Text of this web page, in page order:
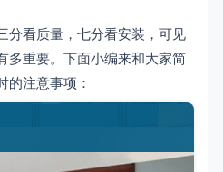
分看质量，七分看安装，可见
多重要。下面小编来和大家简
的注意事项：